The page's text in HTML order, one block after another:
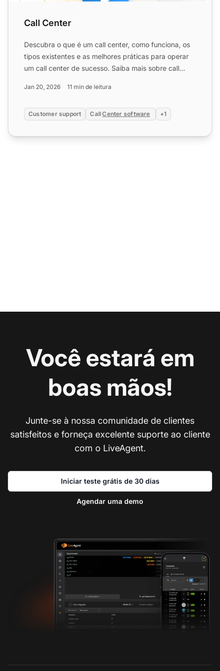
Call Center
Descubra o que é um call center, como funciona, os
tipos existentes e as melhores práticas para operar
um call center de sucesso. Saiba mais sobre call
Jan 20, 2026 11 min de leitura
Customer support CallCenter software +1
Você estará em
boas mãos!
Junte-se à nossa comunidade de clientes
satisfeitos e forneça excelente suporte ao cliente
com o LiveAgent.
Iniciar teste grátis de 30 dias
Agendar uma demo